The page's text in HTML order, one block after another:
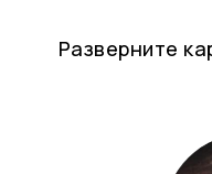
Разверните